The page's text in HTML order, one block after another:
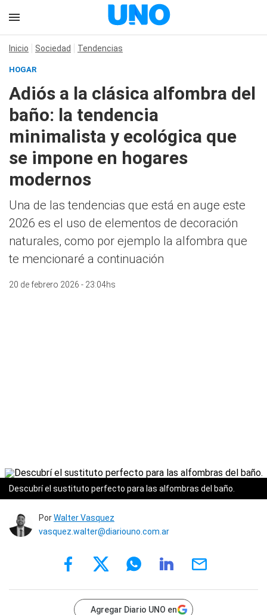
Inicio Sociedad Tendencias
HOGAR
Adiós a la clásica alfombra del
baño: la tendencia
minimalista y ecológica que
se impone en hogares
modernos
Una de las tendencias que está en auge este
2026 es el uso de elementos de decoración
naturales, como por ejemplo la alfombra que
te mencionaré a continuación
20 de febrero 2026 - 23:04hs
Descubrí el sustituto perfecto para las alfombras del baño.
PorWalter Vasquez
vasquez.walter@diariouno.com.ar
Agregar Diario UNO en